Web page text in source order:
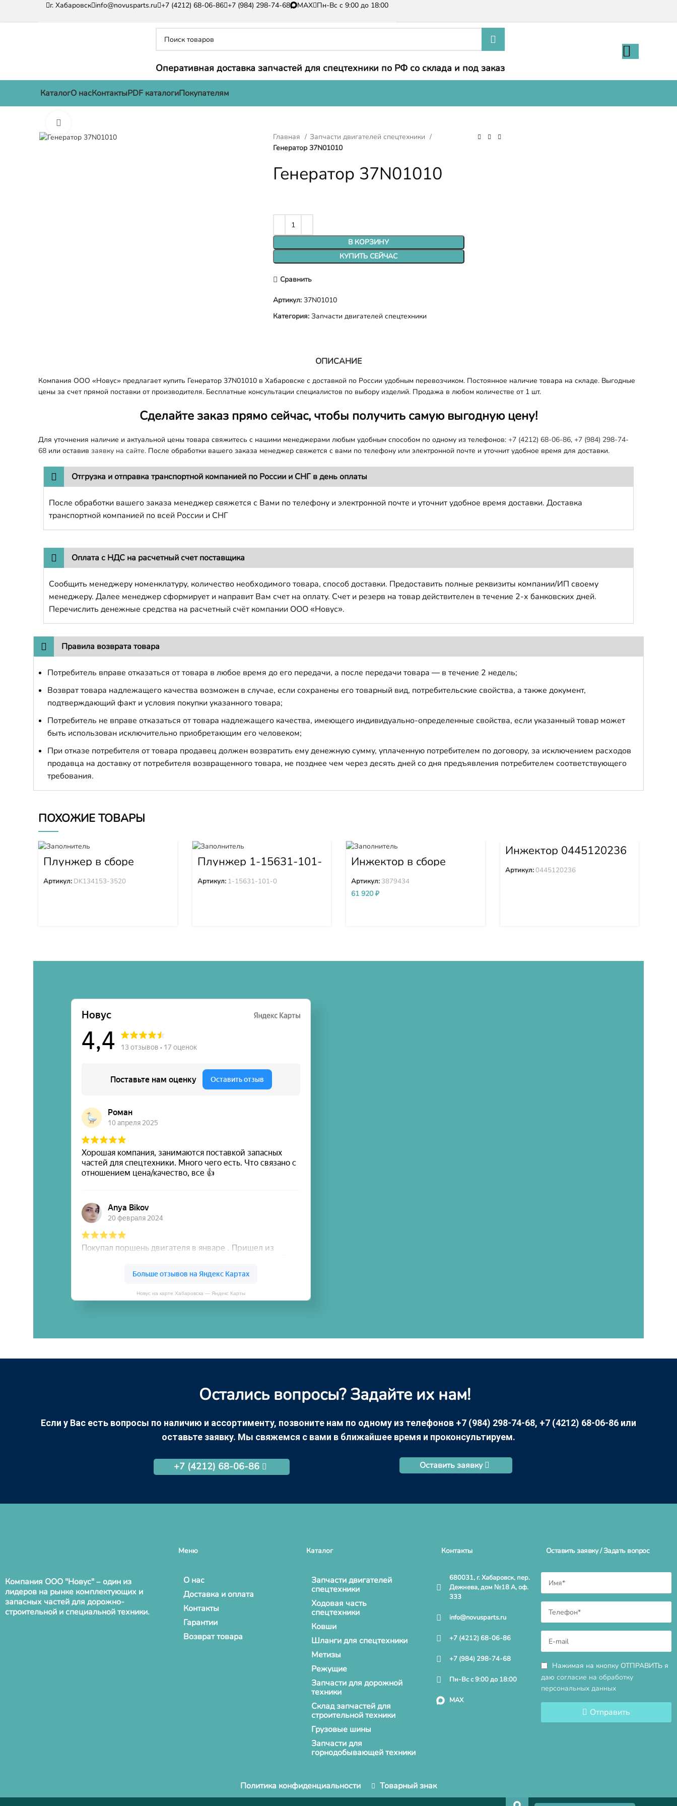
г. Хабаровск info@novusparts.ru +7 (4212) 68-06-86 +7 (984) 298-74-68 MAX Пн-Вс с 9:00 до 18:00
Оперативная доставка запчастей для спецтехники по РФ со склада и под заказ
КаталогО насКонтактыPDF каталогиПокупателям
Главная
Запчасти двигателей спецтехники
Генератор 37N01010
Генератор 37N01010
В КОРЗИНУ
КУПИТЬ СЕЙЧАС
Сравнить
Артикул:37N01010
Категория: Запчасти двигателей спецтехники
ОПИСАНИЕ
Компания ООО «Новус» предлагает купить Генератор 37N01010 в Хабаровске с доставкой по России удобным перевозчиком. Постоянное наличие товара на складе. Выгодные
цены за счет прямой поставки от производителя. Бесплатные консультации специалистов по выбору изделий. Продажа в любом количестве от 1 шт.
Сделайте заказ прямо сейчас, чтобы получить самую выгодную цену!
Для уточнения наличие и актуальной цены товара свяжитесь с нашими менеджерами любым удобным способом по одному из телефонов: +7 (4212) 68-06-86, +7 (984) 298-74-
68 или оставив заявку на сайте. После обработки вашего заказа менеджер свяжется с вами по телефону или электронной почте и уточнит удобное время для доставки.
Отгрузка и отправка транспортной компанией по России и СНГ в день оплаты
После обработки вашего заказа менеджер свяжется с Вами по телефону и электронной почте и уточнит удобное время доставки. Доставка
транспортной компанией по всей России и СНГ
Оплата с НДС на расчетный счет поставщика
Сообщить менеджеру номенклатуру, количество необходимого товара, способ доставки. Предоставить полные реквизиты компании/ИП своему
менеджеру. Далее менеджер сформирует и направит Вам счет на оплату. Счет и резерв на товар действителен в течение 2-х банковских дней.
Перечислить денежные средства на расчетный счёт компании ООО «Новус».
Правила возврата товара
Потребитель вправе отказаться от товара в любое время до его передачи, а после передачи товара — в течение 2 недель;
Возврат товара надлежащего качества возможен в случае, если сохранены его товарный вид, потребительские свойства, а также документ,
подтверждающий факт и условия покупки указанного товара;
Потребитель не вправе отказаться от товара надлежащего качества, имеющего индивидуально-определенные свойства, если указанный товар может
быть использован исключительно приобретающим его человеком;
При отказе потребителя от товара продавец должен возвратить ему денежную сумму, уплаченную потребителем по договору, за исключением расходов
продавца на доставку от потребителя возвращенного товара, не позднее чем через десять дней со дня предъявления потребителем соответствующего
требования.
ПОХОЖИЕ ТОВАРЫ
Плунжер в сборе
DK134153-3520
Артикул: DK134153-3520
Плунжер 1-15631-101-
Артикул: 1-15631-101-0
Инжектор в сборе
3879434
Артикул: 3879434
61 920₽
Инжектор 0445120236
Артикул:0445120236
Новус на карте Хабаровска — Яндекс Карты
Остались вопросы? Задайте их нам!
Если у Вас есть вопросы по наличию и ассортименту, позвоните нам по одному из телефонов +7 (984) 298-74-68, +7 (4212) 68-06-86 или
оставьте заявку. Мы свяжемся с вами в ближайшее время и проконсультируем.
+7 (4212) 68-06-86 Оставить заявку
Компания ООО "Новус" – один из
лидеров на рынке комплектующих и
запасных частей для дорожно-
строительной и специальной техники.
Меню
О нас
Доставка и оплата
Контакты
Гарантии
Возврат товара
Каталог
Запчасти двигателей
спецтехники
Ходовая часть
спецтехники
Ковши
Шланги для спецтехники
Метизы
Режущие
Запчасти для дорожной
техники
Склад запчастей для
строительной техники
Грузовые шины
Запчасти для
горнодобывающей техники
Контакты
680031, г. Хабаровск, пер.
Дежнева, дом №18 А, оф.
333
info@novusparts.ru
+7 (4212) 68-06-86
+7 (984) 298-74-68
Пн-Вс с 9:00 до 18:00
MAX
Оставить заявку / Задать вопрос
Нажимая на кнопку ОТПРАВИТЬ я
даю согласие на обработку
персональных данных
Отправить
Политика конфиденциальности Товарный знак